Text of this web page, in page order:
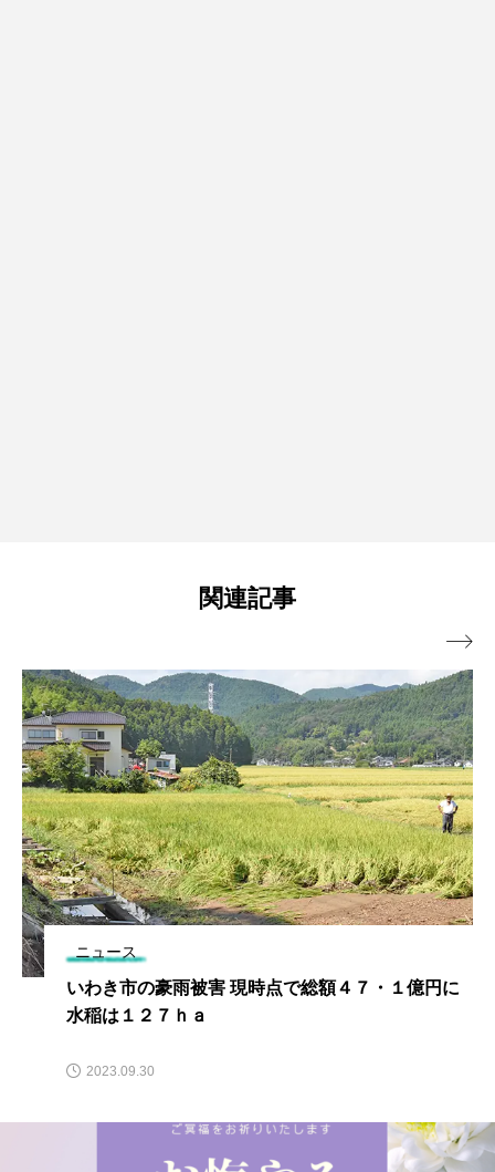
関連記事
ニュース
いわき市の豪雨被害 現時点で総額４７・１億円に
水稲は１２７ｈａ
2023.09.30
